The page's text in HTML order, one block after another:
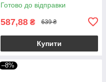
Готово до відправки
587,88 ₴ 639 ₴
Купити
–8%